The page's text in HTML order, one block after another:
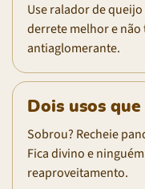
Use ralador de
derrete melhor e
antiaglomerante.
Dois usos
Sobrou? Recheie
Fica divino e
reaproveitamento.